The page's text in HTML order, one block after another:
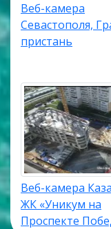
Веб-камера
Севастополя,
пристань
Веб-камера
ЖК «Уникум на
Проспекте